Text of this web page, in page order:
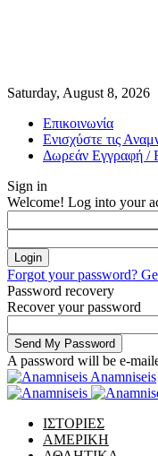
Saturday, August 8, 2026
Επικοινωνία
Ενισχύστε τις
Δωρεάν Εγγραφή /
Sign in
Welcome! Log into your
Forgot your password?
Password recovery
Recover your password
A password will be e-
Anamniseis
ΙΣΤΟΡΙΕΣ
ΑΜΕΡΙΚΗ